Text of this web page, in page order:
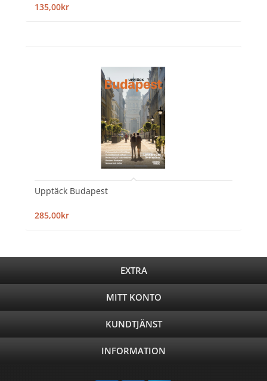
135,00kr
Upptäck Budapest
285,00kr
EXTRA
MITT KONTO
KUNDTJÄNST
INFORMATION